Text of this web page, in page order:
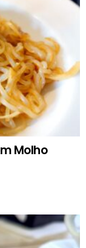
Molho